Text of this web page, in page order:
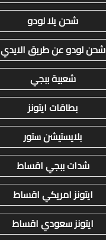
شحن يلا لودو
شحن لودو عن طريق الايدي
شعبية ببجي
بطاقات ايتونز
بلايستيشن ستور
شدات ببجي اقساط
ايتونز امريكي اقساط
ايتونز سعودي اقساط